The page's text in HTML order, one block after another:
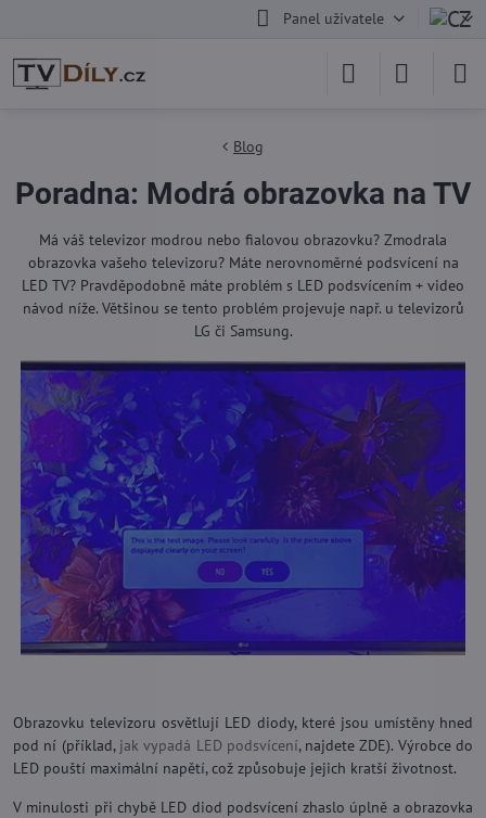
Panel uživatele
Blog
Poradna: Modrá obrazovka na TV
Má váš televizor modrou nebo fialovou obrazovku? Zmodrala
obrazovka vašeho televizoru? Máte nerovnoměrné podsvícení na
LED TV? Pravděpodobně máte problém s LED podsvícením + video
návod níže. Většinou se tento problém projevuje např. u televizorů
LG či Samsung.
Obrazovku televizoru osvětlují LED diody, které jsou umístěny hned
pod ní (příklad, jak vypadá LED podsvícení, najdete ZDE). Výrobce do
LED pouští maximální napětí, což způsobuje jejich kratší životnost.
V minulosti při chybě LED diod podsvícení zhaslo úplně a obrazovka